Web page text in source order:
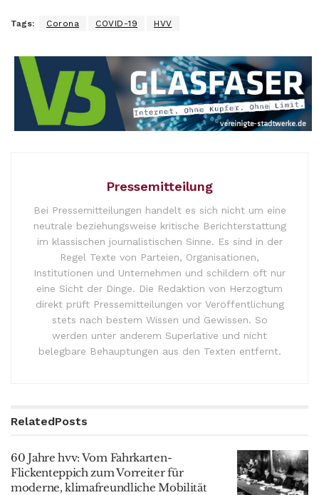
Tags: Corona COVID-19 HVV
Pressemitteilung
Bei Pressemitteilungen handelt es sich nicht um eine
neutrale beziehungsweise kritische Berichterstattung
im klassischen journalistischen Sinne. Es sind in der
Regel Texte von Parteien, Organisationen,
Institutionen und Unternehmen und schildern oft nur
eine Sicht der Dinge. Die Redaktion von Herzogtum
direkt prüft Pressemitteilungen vor Veröffentlichung
stets nach bestem Wissen und Gewissen. So
werden unter anderem Superlative und nicht
belegbare Behauptungen aus den Texten entfernt.
RelatedPosts
60 Jahre hvv: Vom Fahrkarten-
Flickenteppich zum Vorreiter für
moderne, klimafreundliche Mobilität